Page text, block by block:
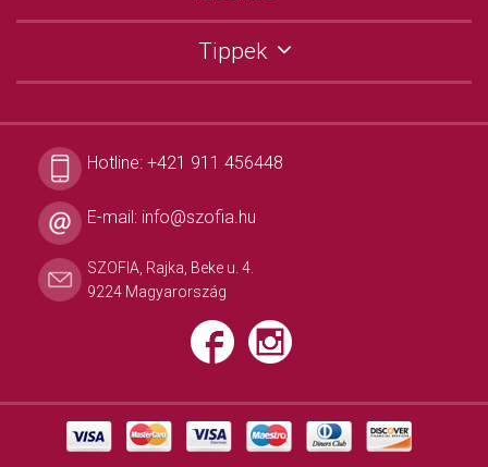
Tippek
Hotline: +421 911 456448
E-mail: info@szofia.hu
SZOFIA, Rajka, Beke u. 4.
9224 Magyarország